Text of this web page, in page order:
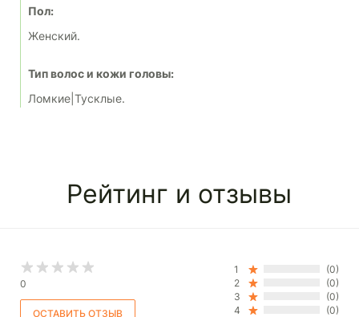
Пол:
Женский.
Тип волос и кожи головы:
Ломкие|Тусклые.
Рейтинг и отзывы
0
1
(0)
2
(0)
3
(0)
4
(0)